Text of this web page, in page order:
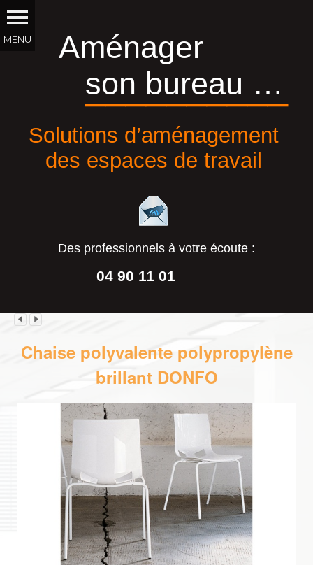
Aménager
son bureau …
Solutions d’aménagement
des espaces de travail
Des professionnels à votre écoute :
04 90 11 01
__________
Chaise polyvalente polypropylène
brillant DONFO